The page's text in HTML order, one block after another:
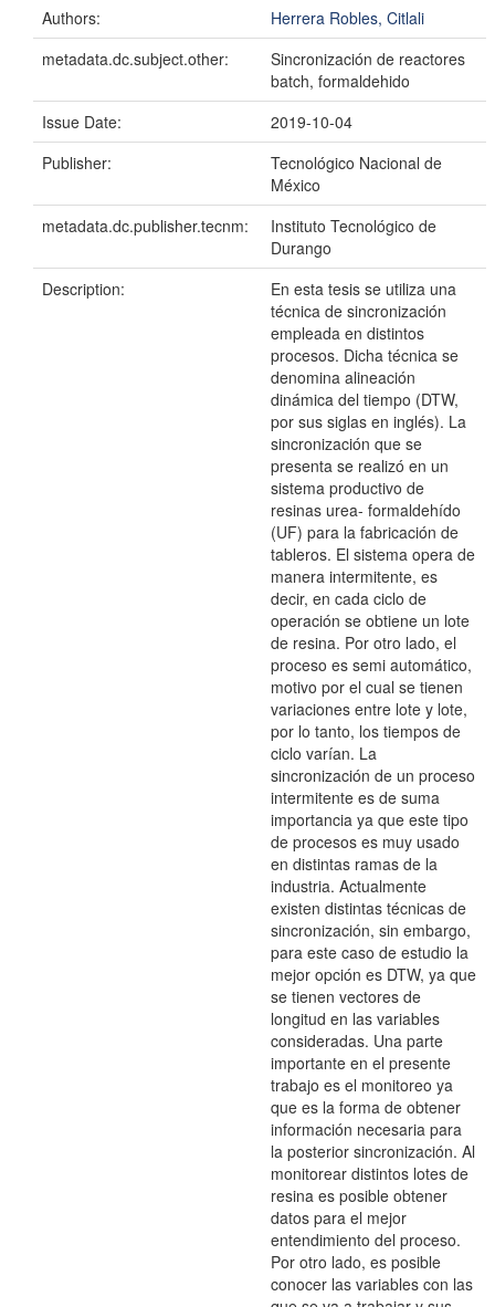
Authors:
Herrera Robles, Citlali
metadata.dc.subject.other:
Sincronización de reactores
batch, formaldehido
Issue Date:
2019-10-04
Publisher:
Tecnológico Nacional de
México
metadata.dc.publisher.tecnm:
Instituto Tecnológico de
Durango
Description:
En esta tesis se utiliza una
técnica de sincronización
empleada en distintos
procesos. Dicha técnica se
denomina alineación
dinámica del tiempo (DTW,
por sus siglas en inglés). La
sincronización que se
presenta se realizó en un
sistema productivo de
resinas urea- formaldehído
(UF) para la fabricación de
tableros. El sistema opera de
manera intermitente, es
decir, en cada ciclo de
operación se obtiene un lote
de resina. Por otro lado, el
proceso es semi automático,
motivo por el cual se tienen
variaciones entre lote y lote,
por lo tanto, los tiempos de
ciclo varían. La
sincronización de un proceso
intermitente es de suma
importancia ya que este tipo
de procesos es muy usado
en distintas ramas de la
industria. Actualmente
existen distintas técnicas de
sincronización, sin embargo,
para este caso de estudio la
mejor opción es DTW, ya que
se tienen vectores de
longitud en las variables
consideradas. Una parte
importante en el presente
trabajo es el monitoreo ya
que es la forma de obtener
información necesaria para
la posterior sincronización. Al
monitorear distintos lotes de
resina es posible obtener
datos para el mejor
entendimiento del proceso.
Por otro lado, es posible
conocer las variables con las